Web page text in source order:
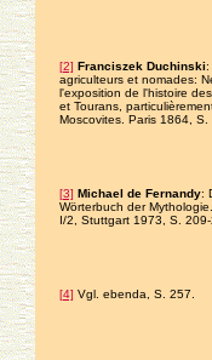
[2] Franciszek Duchinski:
agriculteurs et nomades:
l'exposition de l'histoire
et Tourans,
Moscovites. Paris 1864, S.
[3] Michael de Fernandy:
Wörterbuch der
I/2, Stuttgart 1973, S.
[4] Vgl. ebenda, S. 257.